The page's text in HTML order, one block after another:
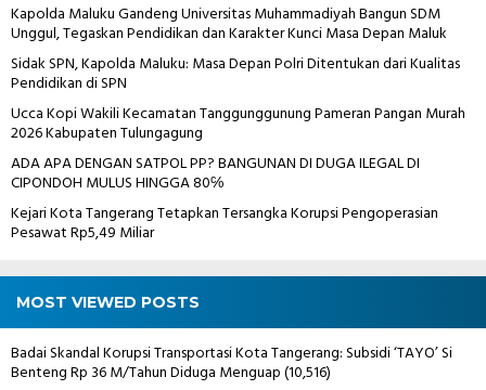
Kapolda Maluku Gandeng Universitas Muhammadiyah Bangun SDM
Unggul, Tegaskan Pendidikan dan Karakter Kunci Masa Depan Maluk
Sidak SPN, Kapolda Maluku: Masa Depan Polri Ditentukan dari Kualitas
Pendidikan di SPN
Ucca Kopi Wakili Kecamatan Tanggunggunung Pameran Pangan Murah
2026 Kabupaten Tulungagung
ADA APA DENGAN SATPOL PP? BANGUNAN DI DUGA ILEGAL DI
CIPONDOH MULUS HINGGA 80℅
Kejari Kota Tangerang Tetapkan Tersangka Korupsi Pengoperasian
Pesawat Rp5,49 Miliar
MOST VIEWED POSTS
Badai Skandal Korupsi Transportasi Kota Tangerang: Subsidi ‘TAYO’ Si
Benteng Rp 36 M/Tahun Diduga Menguap(10,516)